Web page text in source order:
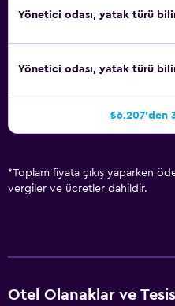
Yönetici odası, yatak türü
Yönetici odası, yatak türü
₺6.207'den
*Toplam fiyata çıkış yaparken
vergiler ve ücretler dahildir.
Otel Olanaklar ve